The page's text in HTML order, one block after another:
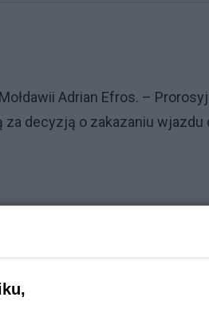
Adrian Efros. –
decyzją o zakazaniu wjazdu